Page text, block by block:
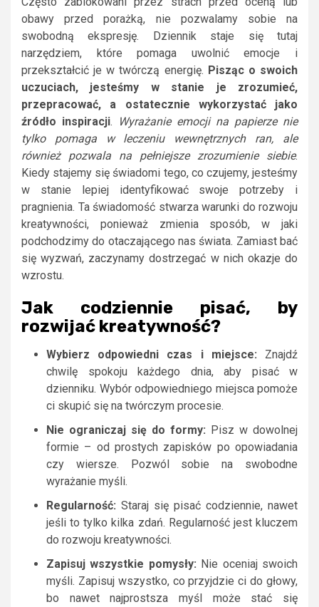
obawy przed porażką, nie pozwalamy sobie na
swobodną ekspresję. Dziennik staje się tutaj
narzędziem, które pomaga uwolnić emocje i
przekształcić je w twórczą energię. Pisząc o swoich
uczuciach, jesteśmy w stanie je zrozumieć,
przepracować, a ostatecznie wykorzystać jako
źródło inspiracji.
Wyrażanie emocji na papierze nie
tylko pomaga w leczeniu wewnętrznych ran, ale
również pozwala na pełniejsze zrozumienie siebie.
Kiedy stajemy się świadomi tego, co czujemy, jesteśmy
w stanie lepiej identyfikować swoje potrzeby i
pragnienia. Ta świadomość stwarza warunki do rozwoju
kreatywności, ponieważ zmienia sposób, w jaki
podchodzimy do otaczającego nas świata. Zamiast bać
się wyzwań, zaczynamy dostrzegać w nich okazje do
wzrostu.
Jak codziennie pisać, by
rozwijać kreatywność?
Wybierz odpowiedni czas i miejsce: Znajdź
chwilę spokoju każdego dnia, aby pisać w
dzienniku. Wybór odpowiedniego miejsca pomoże
ci skupić się na twórczym procesie.
Nie ograniczaj się do formy: Pisz w dowolnej
formie – od prostych zapisków po opowiadania
czy wiersze. Pozwól sobie na swobodne
wyrażanie myśli.
Regularność: Staraj się pisać codziennie, nawet
jeśli to tylko kilka zdań. Regularność jest kluczem
do rozwoju kreatywności.
Zapisuj wszystkie pomysły: Nie oceniaj swoich
myśli. Zapisuj wszystko, co przyjdzie ci do głowy,
bo nawet najprostsza myśl może stać się